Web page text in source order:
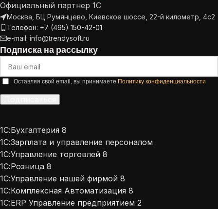
Официальный партнер 1С
Москва, БЦ Румянцево, Киевское шоссе, 22-й километр, 4с2
Телефон: +7 (495) 150-42-01
e-mail: info@trendysoft.ru
Подписка на рассылку
Оставляя свой email, вы принимаете Политику конфиденциальности
1С:Бухгалтерия 8
1С:Зарплата и управление персоналом
1С:Управление торговлей 8
1С:Розница 8
1С:Управление нашей фирмой 8
1С:Комплексная Автоматизация 8
1С:ERP Управление предприятием 2